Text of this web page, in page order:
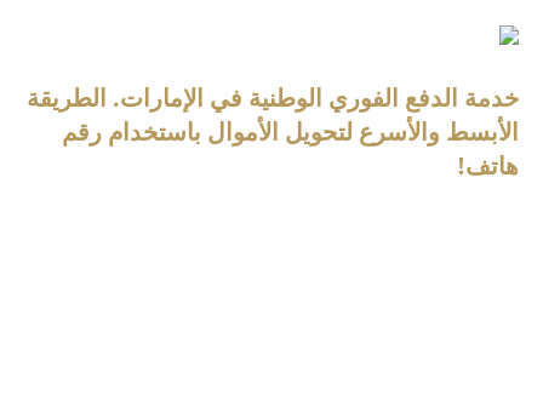
خدمة الدفع الفوري الوطنية في الإمارات. الطريقة
الأبسط والأسرع لتحويل الأموال باستخدام رقم
هاتف!